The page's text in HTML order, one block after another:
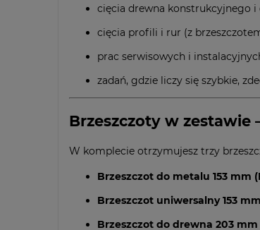
cięcia drewna konstrukcyjnego
cięcia profili i rur (z
prac serwisowych i
zadań, gdzie liczy się szybkie,
Brzeszczoty w zestawie
W komplecie otrzymujesz trzy
Brzeszczot do metalu 153 mm
Brzeszczot uniwersalny 153
Brzeszczot do drewna 203 mm